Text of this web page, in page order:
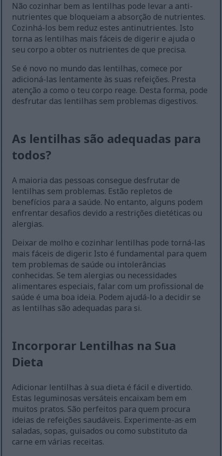
Não cozinhar bem as lentilhas pode levar a anti-
nutrientes que bloqueiam a absorção de nutrientes.
Cozinhá-los bem reduz estes antinutrientes. Isto
torna as lentilhas mais fáceis de digerir e ajuda o
seu corpo a obter os nutrientes de que precisa.
Se é novo no mundo das lentilhas, comece por
adicioná-las lentamente às suas refeições. Presta
atenção a como o teu corpo reage. Desta forma, pode
desfrutar das lentilhas sem problemas digestivos.
As lentilhas são adequadas para
todos?
A maioria das pessoas consegue desfrutar de
lentilhas sem problemas. Estão repletos de
benefícios para a saúde. No entanto, alguns podem
enfrentar desafios devido a restrições dietéticas ou
alergias.
Deixar de molho e cozinhar lentilhas pode torná-las
mais fáceis de digerir. Isto é fundamental para quem
tem problemas de saúde ou intolerâncias
conhecidas. Se tem alergias ou necessidades
alimentares especiais, falar com um profissional de
saúde é uma boa ideia. Podem ajudá-lo a decidir se
as lentilhas são adequadas para si.
Incorporar Lentilhas na Sua
Dieta
Adicionar lentilhas à sua dieta é fácil e divertido.
Estas leguminosas versáteis encaixam bem em
muitos pratos. São perfeitos para quem procura
ideias de refeições saudáveis. Experimente-as em
saladas, sopas, guisados ou como substituto da
carne em várias receitas.